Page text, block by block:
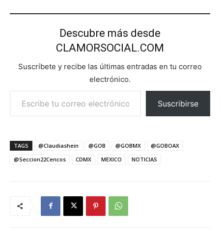
Descubre más desde
CLAMORSOCIAL.COM
Suscríbete y recibe las últimas entradas en tu correo
electrónico.
Escribe tu correo electrónico…
Suscribirse
TAGS @Claudiashein @GOB @GOBMX
@GOBOAX
@Seccion22Cencos
CDMX MEXICO NOTICIAS